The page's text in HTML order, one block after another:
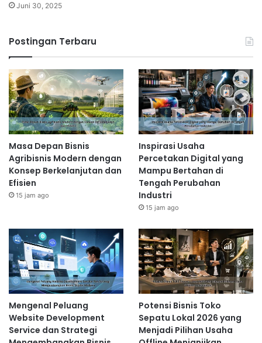
Juni 30, 2025
Postingan Terbaru
Masa Depan Bisnis
Agribisnis Modern dengan
Konsep Berkelanjutan dan
Efisien
15 jam ago
Inspirasi Usaha
Percetakan Digital yang
Mampu Bertahan di
Tengah Perubahan
Industri
15 jam ago
Mengenal Peluang
Website Development
Service dan Strategi
Potensi Bisnis Toko
Sepatu Lokal 2026 yang
Menjadi Pilihan Usaha